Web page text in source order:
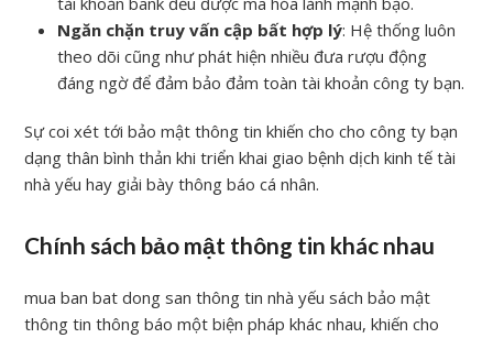
Ngăn chặn truy vấn cập bất hợp lý: Hệ thống luôn
theo dõi cũng như phát hiện nhiều đưa rượu động
đáng ngờ để đảm bảo đảm toàn tài khoản công ty bạn.
Sự coi xét tới bảo mật thông tin khiến cho cho công ty bạn
dạng thân bình thản khi triển khai giao bệnh dịch kinh tế tài
nhà yếu hay giải bày thông báo cá nhân.
Chính sách bảo mật thông tin khác nhau
mua ban bat dong san thông tin nhà yếu sách bảo mật
thông tin thông báo một biện pháp khác nhau, khiến cho